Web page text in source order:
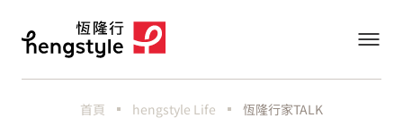
首頁 hengstyle Life 恆隆行家TALK